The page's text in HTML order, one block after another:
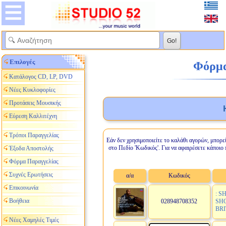
Επιλογές
Κατάλογος CD, LP, DVD
Νέες Κυκλοφορίες
Προτάσεις Μουσικής
Εύρεση Καλλιτέχνη
Τρόποι Παραγγελίας
Έξοδα Αποστολής
Φόρμα Παραγγελίας
Συχνές Ερωτήσεις
Επικοινωνία
Βοήθεια
Νέες Χαμηλές Τιμές
Εάν δεν χρησιμοποιείτε το καλάθι αγορών,
στο Πεδίο 'Κωδικός'. Για να αφαιρέσετε κάποιο
α/α Κωδικός
028948708352
: